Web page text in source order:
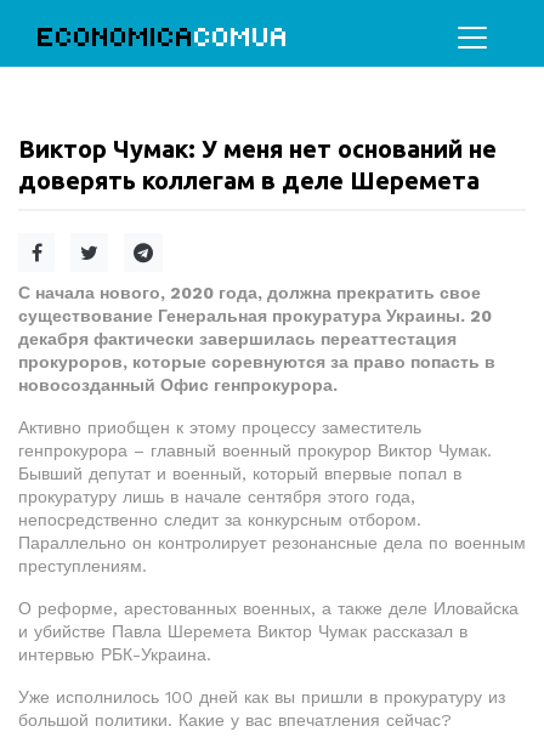
ECONOMICACOMUA
Виктор Чумак: У меня нет оснований не
доверять коллегам в деле Шеремета
С начала нового, 2020 года, должна прекратить свое
существование Генеральная прокуратура Украины. 20
декабря фактически завершилась переаттестация
прокуроров, которые соревнуются за право попасть в
новосозданный Офис генпрокурора.
Активно приобщен к этому процессу заместитель
генпрокурора – главный военный прокурор Виктор Чумак.
Бывший депутат и военный, который впервые попал в
прокуратуру лишь в начале сентября этого года,
непосредственно следит за конкурсным отбором.
Параллельно он контролирует резонансные дела по военным
преступлениям.
О реформе, арестованных военных, а также деле Иловайска
и убийстве Павла Шеремета Виктор Чумак рассказал в
интервью РБК-Украина.
Уже исполнилось 100 дней как вы пришли в прокуратуру из
большой политики. Какие у вас впечатления сейчас?